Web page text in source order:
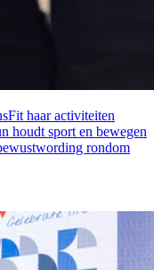
haar activiteiten
houdt sport en bewegen
rondom